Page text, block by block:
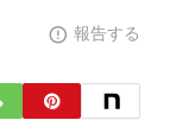
報告する